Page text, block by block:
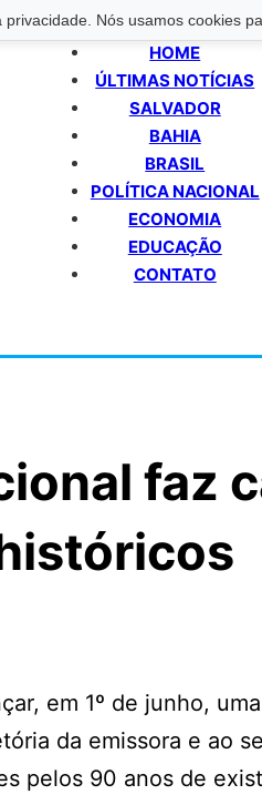
privacidade. Nós usamos cookies
HOME
ÚLTIMAS NOTÍCIAS
SALVADOR
BAHIA
BRASIL
POLÍTICA NACIONAL
ECONOMIA
EDUCAÇÃO
CONTATO
faz
em 1º de junho,
da emissora e ao
pelos 90 anos de